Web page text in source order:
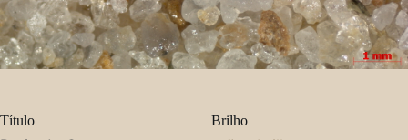
Título Brilho